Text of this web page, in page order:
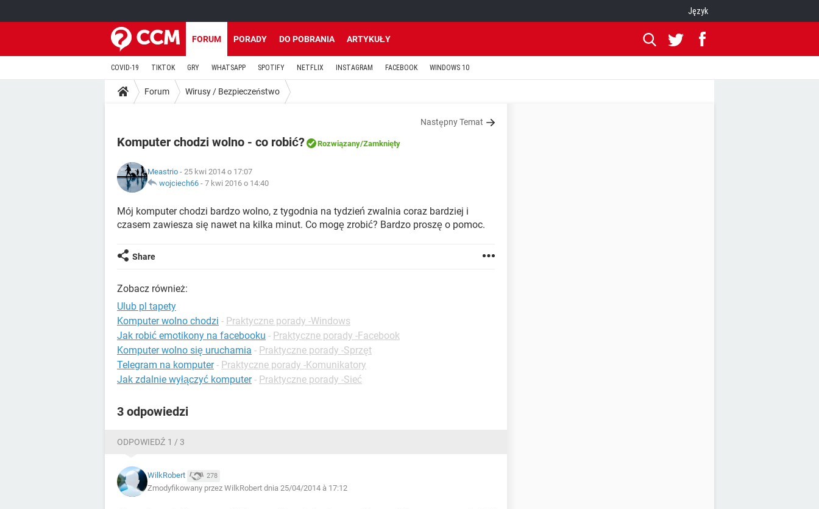
Język
FORUM PORADY DO POBRANIA ARTYKUŁY
COVID-19 TIKTOK GRY WHATSAPP SPOTIFY NETFLIX INSTAGRAM FACEBOOK WINDOWS 10
Forum Wirusy / Bezpieczeństwo
Następny Temat
Komputer chodzi wolno - co robić? Rozwiązany/Zamknięty
Meastrio - 25 kwi 2014 o 17:07
wojciech66 - 7 kwi 2016 o 14:40
Mój komputer chodzi bardzo wolno, z tygodnia na tydzień zwalnia coraz bardziej i
czasem zawiesza się nawet na kilka minut. Co mogę zrobić? Bardzo proszę o pomoc.
Share
Zobacz również:
Ulub pl tapety
Komputer wolno chodzi - Praktyczne porady -Windows
Jak robić emotikony na facebooku - Praktyczne porady -Facebook
Komputer wolno się uruchamia - Praktyczne porady -Sprzęt
Telegram na komputer - Praktyczne porady -Komunikatory
Jak zdalnie wyłączyć komputer - Praktyczne porady -Sieć
3 odpowiedzi
ODPOWIEDŹ 1 / 3
WilkRobert 278
Zmodyfikowany przez WilkRobert dnia 25/04/2014 à 17:12